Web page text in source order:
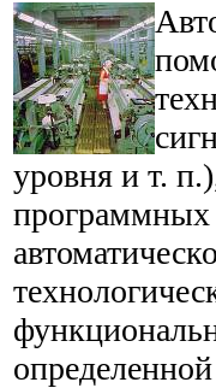
уровня и т.
программных